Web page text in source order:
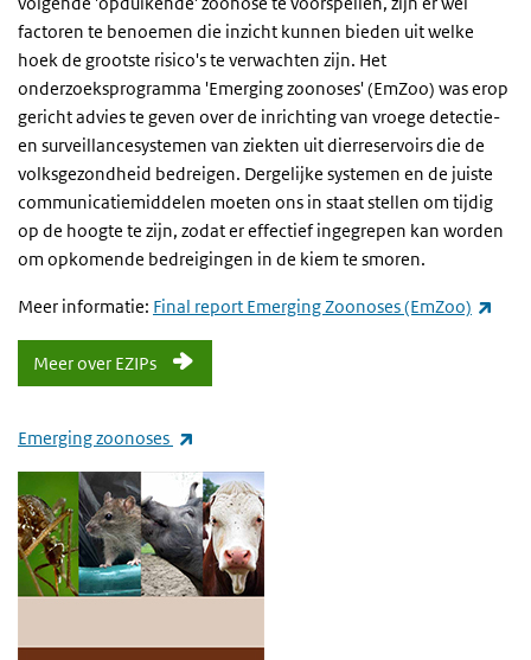
factoren te benoemen die inzicht kunnen bieden uit welke
hoek de grootste risico's te verwachten zijn. Het
onderzoeksprogramma 'Emerging zoonoses' (EmZoo) was erop
gericht advies te geven over de inrichting van vroege detectie-
en surveillancesystemen van ziekten uit dierreservoirs die de
volksgezondheid bedreigen. Dergelijke systemen en de juiste
communicatiemiddelen moeten ons in staat stellen om tijdig
op de hoogte te zijn, zodat er effectief ingegrepen kan worden
om opkomende bedreigingen in de kiem te smoren.
Meer informatie: Final report Emerging Zoonoses (EmZoo)
Meer over EZIPs
Emerging zoonoses